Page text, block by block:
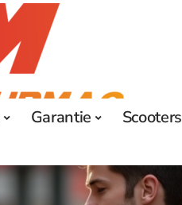
Garantie Scooters